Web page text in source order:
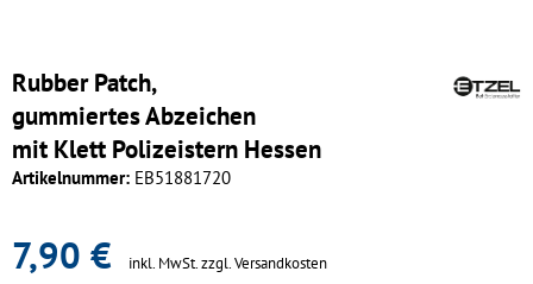
Rubber Patch,
gummiertes Abzeichen
mit Klett Polizeistern Hessen
Artikelnummer: EB51881720
7,90 € inkl. MwSt.zzgl. Versandkosten